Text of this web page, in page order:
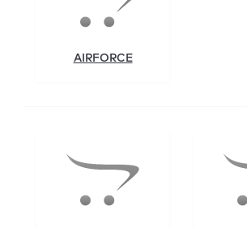
AIRFORCE